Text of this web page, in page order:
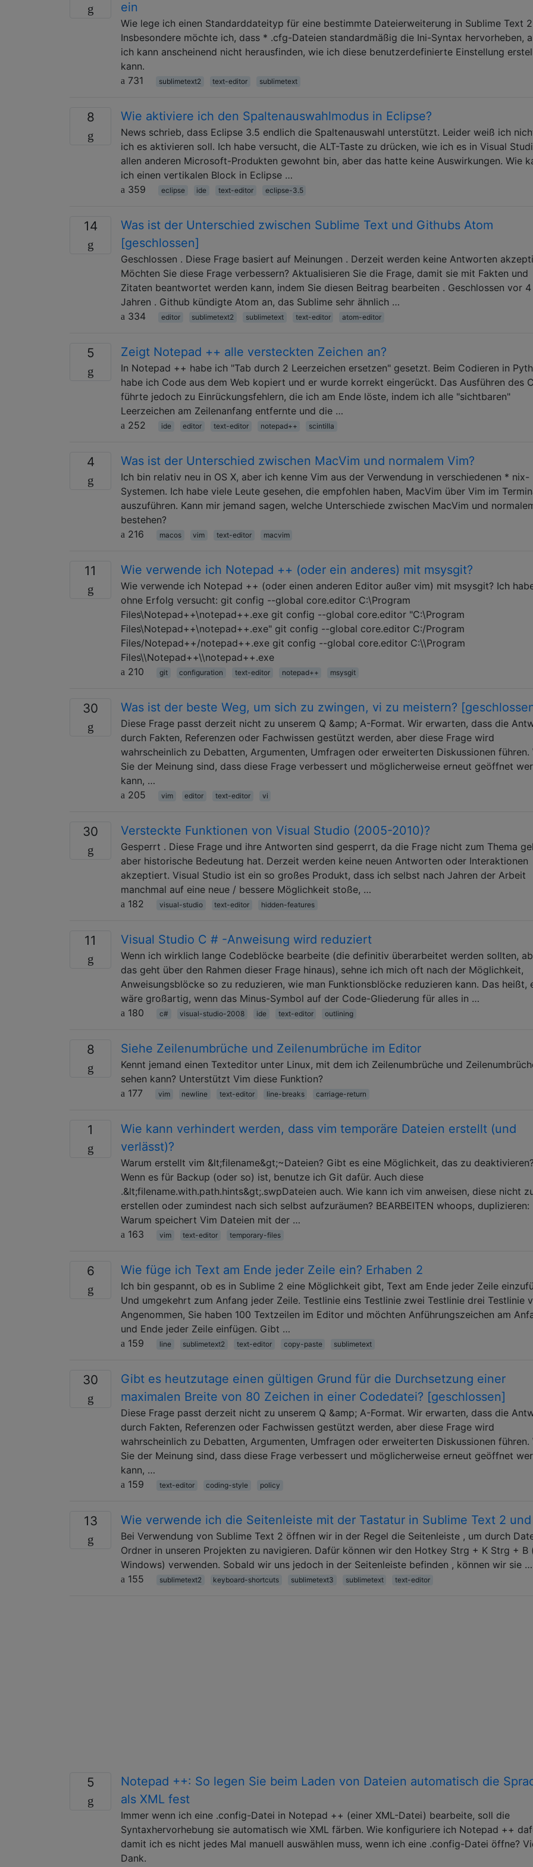
ein
Wie lege ich einen Standarddateityp für eine bestimmte Dateierweiterung in Sublime Text
Insbesondere möchte ich, dass * .cfg-Dateien standardmäßig die Ini-Syntax hervorheben,
ich kann anscheinend nicht herausfinden, wie ich diese benutzerdefinierte Einstellung
kann.
731
sublimetext2 text-editor sublimetext
8 Wie aktiviere ich den Spaltenauswahlmodus in Eclipse?
News schrieb, dass Eclipse 3.5 endlich die Spaltenauswahl unterstützt. Leider weiß ich
ich es aktivieren soll. Ich habe versucht, die ALT-Taste zu drücken, wie ich es in Visual
allen anderen Microsoft-Produkten gewohnt bin, aber das hatte keine Auswirkungen. Wie
ich einen vertikalen Block in Eclipse …
359
eclipse ide text-editor eclipse-3.5
14
Was ist der Unterschied zwischen Sublime Text und Githubs Atom
[geschlossen]
Geschlossen . Diese Frage basiert auf Meinungen . Derzeit werden keine Antworten
Möchten Sie diese Frage verbessern? Aktualisieren Sie die Frage, damit sie mit Fakten und
Zitaten beantwortet werden kann, indem Sie diesen Beitrag bearbeiten . Geschlossen vor 4
Jahren . Github kündigte Atom an, das Sublime sehr ähnlich …
334
editor sublimetext2 sublimetext text-editor atom-editor
5 Zeigt Notepad ++ alle versteckten Zeichen an?
In Notepad ++ habe ich "Tab durch 2 Leerzeichen ersetzen" gesetzt. Beim Codieren in
habe ich Code aus dem Web kopiert und er wurde korrekt eingerückt. Das Ausführen des
führte jedoch zu Einrückungsfehlern, die ich am Ende löste, indem ich alle "sichtbaren"
Leerzeichen am Zeilenanfang entfernte und die …
252
ide editor text-editor notepad++ scintilla
4 Was ist der Unterschied zwischen MacVim und normalem Vim?
Ich bin relativ neu in OS X, aber ich kenne Vim aus der Verwendung in verschiedenen * nix-
Systemen. Ich habe viele Leute gesehen, die empfohlen haben, MacVim über Vim im
auszuführen. Kann mir jemand sagen, welche Unterschiede zwischen MacVim und
bestehen?
216
macos vim text-editor macvim
11 Wie verwende ich Notepad ++ (oder ein anderes) mit msysgit?
Wie verwende ich Notepad ++ (oder einen anderen Editor außer vim) mit msysgit? Ich
ohne Erfolg versucht: git config --global core.editor C:\Program
Files\Notepad++\notepad++.exe git config --global core.editor "C:\Program
Files\Notepad++\notepad++.exe" git config --global core.editor C:/Program
Files/Notepad++/notepad++.exe git config --global core.editor C:\\Program
Files\\Notepad++\\notepad++.exe
210
git configuration text-editor notepad++ msysgit
30 Was ist der beste Weg, um sich zu zwingen, vi zu meistern?
Diese Frage passt derzeit nicht zu unserem Q &amp; A-Format. Wir erwarten, dass die
durch Fakten, Referenzen oder Fachwissen gestützt werden, aber diese Frage wird
wahrscheinlich zu Debatten, Argumenten, Umfragen oder erweiterten Diskussionen führen.
Sie der Meinung sind, dass diese Frage verbessert und möglicherweise erneut geöffnet
kann, …
205
vim editor text-editor vi
30 Versteckte Funktionen von Visual Studio (2005-2010)?
Gesperrt . Diese Frage und ihre Antworten sind gesperrt, da die Frage nicht zum Thema
aber historische Bedeutung hat. Derzeit werden keine neuen Antworten oder Interaktionen
akzeptiert. Visual Studio ist ein so großes Produkt, dass ich selbst nach Jahren der Arbeit
manchmal auf eine neue / bessere Möglichkeit stoße, …
182
visual-studio text-editor hidden-features
11 Visual Studio C # -Anweisung wird reduziert
Wenn ich wirklich lange Codeblöcke bearbeite (die definitiv überarbeitet werden sollten,
das geht über den Rahmen dieser Frage hinaus), sehne ich mich oft nach der Möglichkeit,
Anweisungsblöcke so zu reduzieren, wie man Funktionsblöcke reduzieren kann. Das heißt,
wäre großartig, wenn das Minus-Symbol auf der Code-Gliederung für alles in …
180
c# visual-studio-2008 ide text-editor outlining
8 Siehe Zeilenumbrüche und Zeilenumbrüche im Editor
Kennt jemand einen Texteditor unter Linux, mit dem ich Zeilenumbrüche und
sehen kann? Unterstützt Vim diese Funktion?
177
vim newline text-editor line-breaks carriage-return
1
Wie kann verhindert werden, dass vim temporäre Dateien erstellt (und
verlässt)?
Warum erstellt vim &lt;filename&gt;~Dateien? Gibt es eine Möglichkeit, das zu
Wenn es für Backup (oder so) ist, benutze ich Git dafür. Auch diese
.&lt;filename.with.path.hints&gt;.swpDateien auch. Wie kann ich vim anweisen, diese nicht
erstellen oder zumindest nach sich selbst aufzuräumen? BEARBEITEN whoops, duplizieren:
Warum speichert Vim Dateien mit der …
163
vim text-editor temporary-files
6 Wie füge ich Text am Ende jeder Zeile ein? Erhaben 2
Ich bin gespannt, ob es in Sublime 2 eine Möglichkeit gibt, Text am Ende jeder Zeile
Und umgekehrt zum Anfang jeder Zeile. Testlinie eins Testlinie zwei Testlinie drei Testlinie
Angenommen, Sie haben 100 Textzeilen im Editor und möchten Anführungszeichen am
und Ende jeder Zeile einfügen. Gibt …
159
line sublimetext2 text-editor copy-paste sublimetext
30
Gibt es heutzutage einen gültigen Grund für die Durchsetzung einer
maximalen Breite von 80 Zeichen in einer Codedatei? [geschlossen]
Diese Frage passt derzeit nicht zu unserem Q &amp; A-Format. Wir erwarten, dass die
durch Fakten, Referenzen oder Fachwissen gestützt werden, aber diese Frage wird
wahrscheinlich zu Debatten, Argumenten, Umfragen oder erweiterten Diskussionen führen.
Sie der Meinung sind, dass diese Frage verbessert und möglicherweise erneut geöffnet
kann, …
159
text-editor coding-style policy
13 Wie verwende ich die Seitenleiste mit der Tastatur in Sublime Text 2 und
Bei Verwendung von Sublime Text 2 öffnen wir in der Regel die Seitenleiste , um durch
Ordner in unseren Projekten zu navigieren. Dafür können wir den Hotkey Strg + K Strg + B
Windows) verwenden. Sobald wir uns jedoch in der Seitenleiste befinden , können wir sie …
155
sublimetext2 keyboard-shortcuts sublimetext3 sublimetext text-editor
5
Notepad ++: So legen Sie beim Laden von Dateien automatisch die
als XML fest
Immer wenn ich eine .config-Datei in Notepad ++ (einer XML-Datei) bearbeite, soll die
Syntaxhervorhebung sie automatisch wie XML färben. Wie konfiguriere ich Notepad ++
damit ich es nicht jedes Mal manuell auswählen muss, wenn ich eine .config-Datei öffne?
Dank.